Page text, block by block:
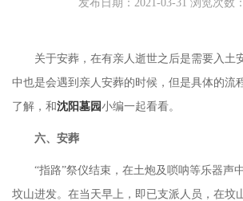
发布日期：2021-03-31 浏览次数
关于安葬，在有亲人逝世之后是需要入土
中也是会遇到亲人安葬的时候，但是具体的流
了解，和沈阳墓园小编一起看看。
六、安葬
“指路”祭仪结束，在土炮及唢呐等乐器声
坟山进发。在当天早上，即已支派人员，在坟